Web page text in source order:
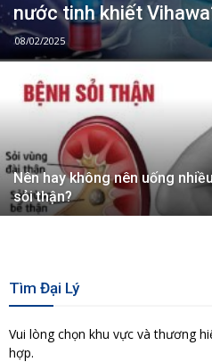
nước tinh khiết
08/02/2025
Nên hay không nên uống
sỏi thận?
Tìm Đại Lý
Vui lòng chọn khu vực và thương
hợp.